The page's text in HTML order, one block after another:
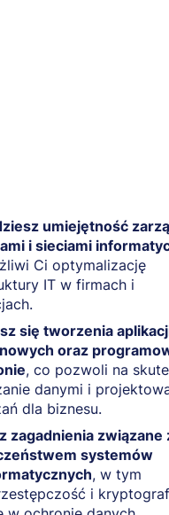
umiejętność
i sieciami
Ci optymalizację
IT w firmach i
się tworzenia
oraz
, co pozwoli na
danymi i
dla biznesu.
zagadnienia związane
systemów
, w tym
i